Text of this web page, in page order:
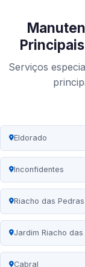
Serviços
Eldorado
Inconfidentes
Riacho das Pedras
Jardim Riacho das
Cabral